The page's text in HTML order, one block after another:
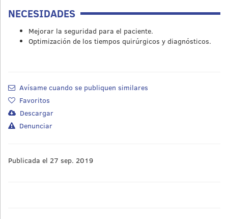
NECESIDADES
Mejorar la seguridad para el paciente.
Optimización de los tiempos quirúrgicos y diagnósticos.
Avísame cuando se publiquen similares
Favoritos
Descargar
Denunciar
Publicada el 27 sep. 2019